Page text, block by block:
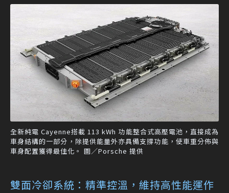
全新純電 Cayenne搭載 113 kWh 功能整合式高壓電池，直接成為
車身結構的一部分，除提供能量外亦具備支撐功能，使車重分佈與
車身配置獲得最佳化。 圖／Porsche 提供
雙面冷卻系統：精準控溫，維持高性能運作